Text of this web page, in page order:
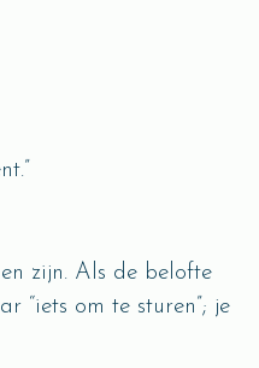
zijn. Als de belofte
“iets om te sturen”; je